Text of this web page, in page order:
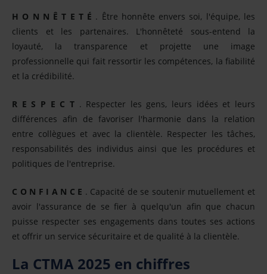
H O N N Ê T E T É . Être honnête envers soi, l'équipe, les
clients et les partenaires. L'honnêteté sous-entend la
loyauté, la transparence et projette une image
professionnelle qui fait ressortir les compétences, la fiabilité
et la crédibilité.
R E S P E C T. Respecter les gens, leurs idées et leurs
différences afin de favoriser l'harmonie dans la relation
entre collègues et avec la clientèle. Respecter les tâches,
responsabilités des individus ainsi que les procédures et
politiques de l'entreprise.
C O N F I A N C E . Capacité de se soutenir mutuellement et
avoir l'assurance de se fier à quelqu'un afin que chacun
puisse respecter ses engagements dans toutes ses actions
et offrir un service sécuritaire et de qualité à la clientèle.
La CTMA 2025 en chiffres